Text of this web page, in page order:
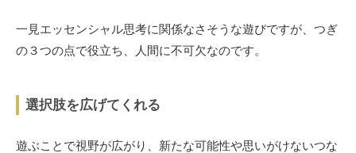
一見エッセンシャル思考に関係なさそうな遊びですが、つぎ
の３つの点で役立ち、人間に不可欠なのです。
選択肢を広げてくれる
遊ぶことで視野が広がり、新たな可能性や思いがけないつな